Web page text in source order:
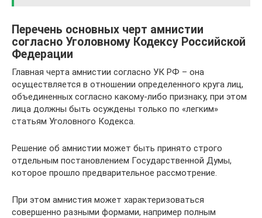
Перечень основных черт амнистии
согласно Уголовному Кодексу Российской
Федерации
Главная черта амнистии согласно УК РФ – она
осуществляется в отношении определенного круга лиц,
объединенных согласно какому-либо признаку, при этом
лица должны быть осуждены только по «легким»
статьям Уголовного Кодекса.
Решение об амнистии может быть принято строго
отдельным постановлением Государственной Думы,
которое прошло предварительное рассмотрение.
При этом амнистия может характеризоваться
совершенно разными формами, например полным